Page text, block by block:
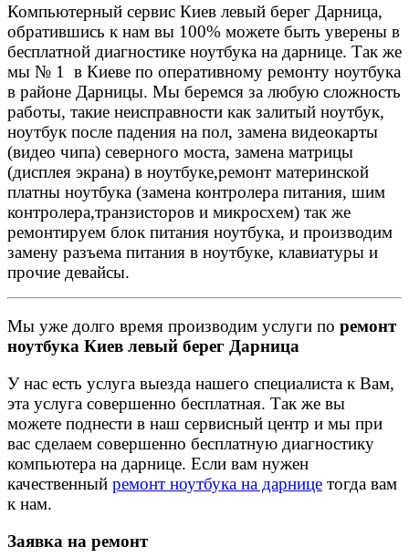
Компьютерный сервис Киев левый берег Дарница,
обратившись к нам вы 100% можете быть уверены в
бесплатной диагностике ноутбука на дарнице. Так же
мы № 1 в Киеве по оперативному ремонту ноутбука
в районе Дарницы. Мы беремся за любую сложность
работы, такие неисправности как залитый ноутбук,
ноутбук после падения на пол, замена видеокарты
(видео чипа) северного моста, замена матрицы
(дисплея экрана) в ноутбуке,ремонт материнской
платны ноутбука (замена контролера питания, шим
контролера,транзисторов и микросхем) так же
ремонтируем блок питания ноутбука, и производим
замену разъема питания в ноутбуке, клавиатуры и
прочие девайсы.
Мы уже долго время производим услуги по ремонт
ноутбука Киев левый берег Дарница
У нас есть услуга выезда нашего специалиста к Вам,
эта услуга совершенно бесплатная. Так же вы
можете поднести в наш сервисный центр и мы при
вас сделаем совершенно бесплатную диагностику
компьютера на дарнице. Если вам нужен
качественный ремонт ноутбука на дарнице тогда вам
к нам.
Заявка на ремонт